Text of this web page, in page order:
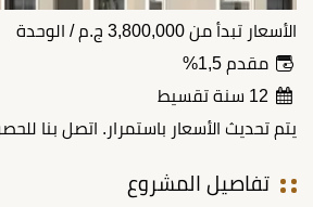
الأسعار تبدأ من 3,800,000 ج.م / الوحدة
مقدم 1,5%
يتم تحديث الأسعار باستمرار. اتصل بنا
تفاصيل المشروع